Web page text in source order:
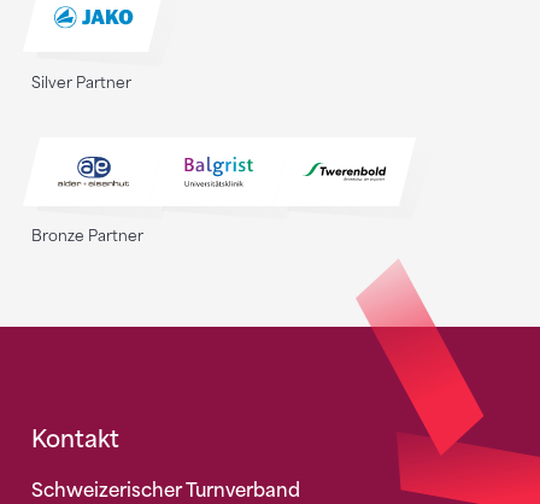
Silver Partner
Bronze Partner
Fusszeile
Kontakt
Schweizerischer Turnverband